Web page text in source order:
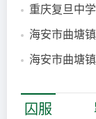
重庆复旦中
海安市曲塘
海安市曲塘
囚服